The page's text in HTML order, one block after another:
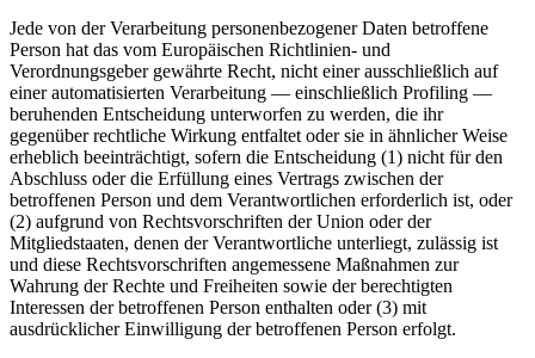
Jede von der Verarbeitung personenbezogener Daten betroffene
Person hat das vom Europäischen Richtlinien- und
Verordnungsgeber gewährte Recht, nicht einer ausschließlich auf
einer automatisierten Verarbeitung — einschließlich Profiling —
beruhenden Entscheidung unterworfen zu werden, die ihr
gegenüber rechtliche Wirkung entfaltet oder sie in ähnlicher Weise
erheblich beeinträchtigt, sofern die Entscheidung (1) nicht für den
Abschluss oder die Erfüllung eines Vertrags zwischen der
betroffenen Person und dem Verantwortlichen erforderlich ist, oder
(2) aufgrund von Rechtsvorschriften der Union oder der
Mitgliedstaaten, denen der Verantwortliche unterliegt, zulässig ist
und diese Rechtsvorschriften angemessene Maßnahmen zur
Wahrung der Rechte und Freiheiten sowie der berechtigten
Interessen der betroffenen Person enthalten oder (3) mit
ausdrücklicher Einwilligung der betroffenen Person erfolgt.